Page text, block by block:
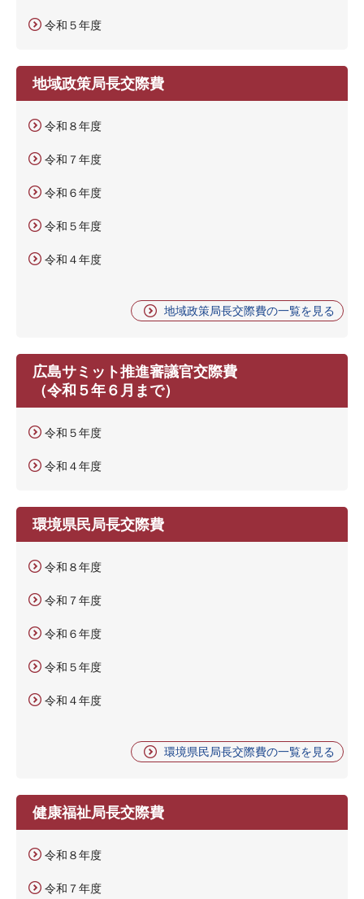
令和５年度
地域政策局長交際費
令和８年度
令和７年度
令和６年度
令和５年度
令和４年度
地域政策局長交際費の一覧を見る
広島サミット推進審議官交際費
（令和５年６月まで）
令和５年度
令和４年度
環境県民局長交際費
令和８年度
令和７年度
令和６年度
令和５年度
令和４年度
環境県民局長交際費の一覧を見る
健康福祉局長交際費
令和８年度
令和７年度